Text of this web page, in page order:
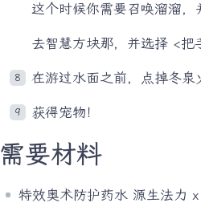
这个时候你需要召唤溜溜，
去智慧方块那，并选择 <把
在游过水面之前，点掉冬
获得宠物！
需要材料
特效奥术防护药水 源生法力